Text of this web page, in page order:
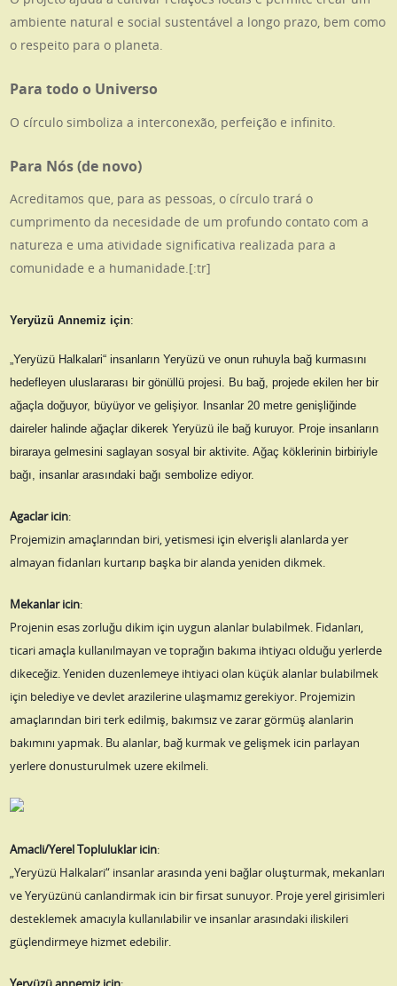
ambiente natural e social sustentável a longo prazo, bem como
o respeito para o planeta.
Para todo o Universo
O círculo simboliza a interconexão, perfeição e infinito.
Para Nós (de novo)
Acreditamos que, para as pessoas, o círculo trará o
cumprimento da necesidade de um profundo contato com a
natureza e uma atividade significativa realizada para a
comunidade e a humanidade.[:tr]
Yeryüzü Annemiz için:
„Yeryüzü Halkalari“ insanların Yeryüzü ve onun ruhuyla bağ kurmasını
hedefleyen uluslararası bir gönüllü projesi. Bu bağ, projede ekilen her bir
ağaçla doğuyor, büyüyor ve gelişiyor. Insanlar 20 metre genişliğinde
daireler halinde ağaçlar dikerek Yeryüzü ile bağ kuruyor. Proje insanların
biraraya gelmesini saglayan sosyal bir aktivite. Ağaç köklerinin birbiriyle
bağı, insanlar arasındaki bağı sembolize ediyor.
Agaclar icin:
Projemizin amaçlarından biri, yetismesi için elverişli alanlarda yer
almayan fidanları kurtarıp başka bir alanda yeniden dikmek.
Mekanlar icin:
Projenin esas zorluğu dikim için uygun alanlar bulabilmek. Fidanları,
ticari amaçla kullanılmayan ve toprağın bakıma ihtiyacı olduğu yerlerde
dikeceğiz. Yeniden duzenlemeye ihtiyaci olan küçük alanlar bulabilmek
için belediye ve devlet arazilerine ulaşmamız gerekiyor. Projemizin
amaçlarından biri terk edilmiş, bakımsız ve zarar görmüş alanlarin
bakımını yapmak. Bu alanlar, bağ kurmak ve gelişmek icin parlayan
yerlere donusturulmek uzere ekilmeli.
Amacli/Yerel Topluluklar icin:
„Yeryüzü Halkalari“ insanlar arasında yeni bağlar oluşturmak, mekanları
ve Yeryüzünü canlandirmak icin bir firsat sunuyor. Proje yerel girisimleri
desteklemek amacıyla kullanılabilir ve insanlar arasındaki iliskileri
güçlendirmeye hizmet edebilir.